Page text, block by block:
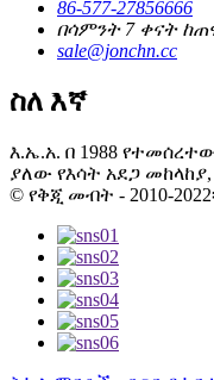
86-577-27856666
በሳምንት 7 ቀናት
sale@jonchn.cc
ስለ እኛ
እ.ኤ.አ. በ 1988
ያለው የእሳት አደጋ
© የቅጂ መብት - 2010-